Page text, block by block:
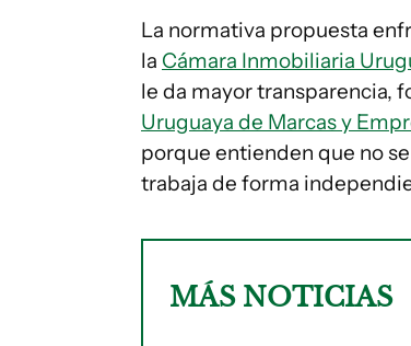
La normativa propuesta
la Cámara Inmobiliaria
le da mayor transparencia,
Uruguaya de Marcas y
porque entienden que no
trabaja de forma
MÁS NOTICIAS